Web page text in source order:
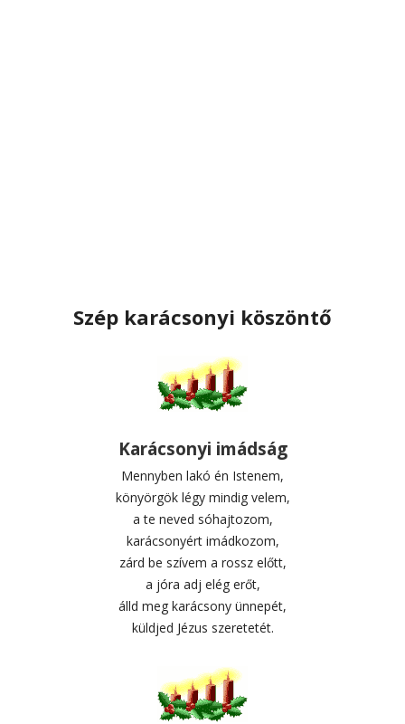
Szép karácsonyi köszöntő
Karácsonyi imádság
Mennyben lakó én Istenem,
könyörgök légy mindig velem,
a te neved sóhajtozom,
karácsonyért imádkozom,
zárd be szívem a rossz előtt,
a jóra adj elég erőt,
álld meg karácsony ünnepét,
küldjed Jézus szeretetét.